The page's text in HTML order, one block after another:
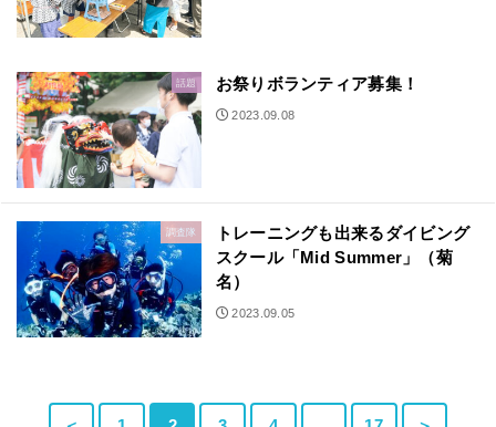
話題 お祭りボランティア募集！
2023.09.08
調査隊
トレーニングも出来るダイビング
スクール「Mid Summer」（菊
名）
2023.09.05